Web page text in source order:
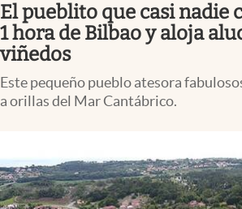
El pueblito que casi nadie
1 hora de Bilbao y aloja
viñedos
Este pequeño pueblo atesora
a orillas del Mar Cantábrico.